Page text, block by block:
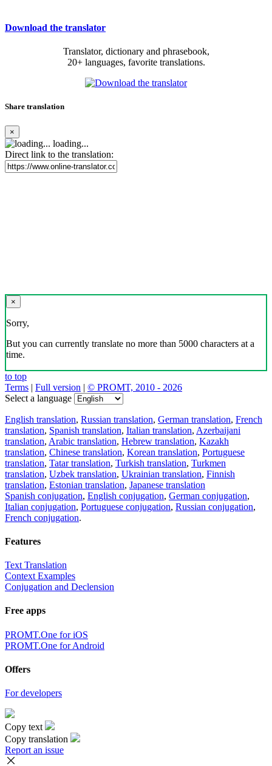
Download the translator
Translator, dictionary and phrasebook,
20+ languages, favorite translations.
Share translation
×
loading...
Direct link to the translation:
×
Sorry,
But you can currently translate no more than 5000 characters at a
time.
to top
Terms | Full version | © PROMT, 2010 - 2026
Select a language
English translation, Russian translation, German translation, French
translation, Spanish translation, Italian translation, Azerbaijani
translation, Arabic translation, Hebrew translation, Kazakh
translation, Chinese translation, Korean translation, Portuguese
translation, Tatar translation, Turkish translation, Turkmen
translation, Uzbek translation, Ukrainian translation, Finnish
translation, Estonian translation, Japanese translation
Spanish conjugation, English conjugation, German conjugation,
Italian conjugation, Portuguese conjugation, Russian conjugation,
French conjugation.
Features
Text Translation
Context Examples
Conjugation and Declension
Free apps
PROMT.One for iOS
PROMT.One for Android
Offers
For developers
Copy text
Copy translation
Report an issue